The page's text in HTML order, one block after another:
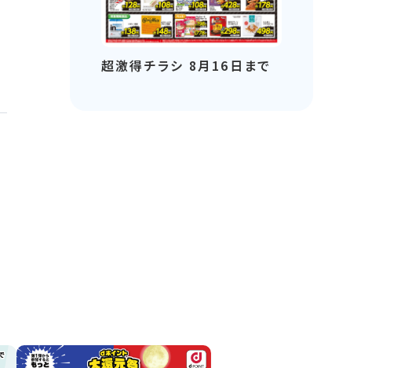
超激得チラシ 8月16日まで